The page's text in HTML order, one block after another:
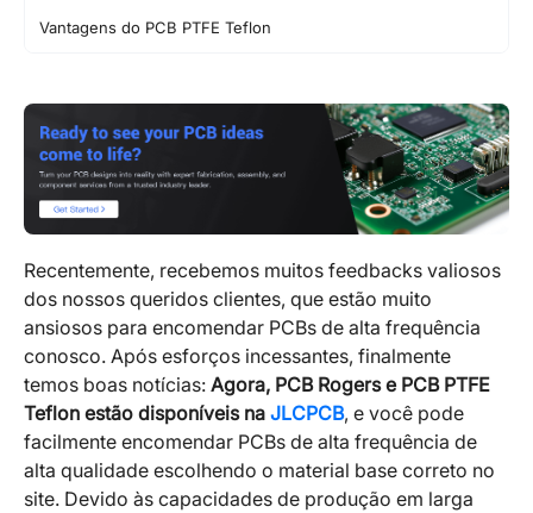
Vantagens do PCB PTFE Teflon
Recentemente, recebemos muitos feedbacks valiosos
dos nossos queridos clientes, que estão muito
ansiosos para encomendar PCBs de alta frequência
conosco. Após esforços incessantes, finalmente
temos boas notícias: Agora, PCB Rogers e PCB PTFE
Teflon estão disponíveis na JLCPCB, e você pode
facilmente encomendar PCBs de alta frequência de
alta qualidade escolhendo o material base correto no
site. Devido às capacidades de produção em larga